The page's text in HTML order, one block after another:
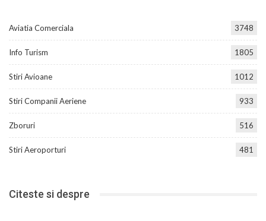
Aviatia Comerciala 3748
Info Turism 1805
Stiri Avioane 1012
Stiri Companii Aeriene 933
Zboruri 516
Stiri Aeroporturi 481
Citeste si despre